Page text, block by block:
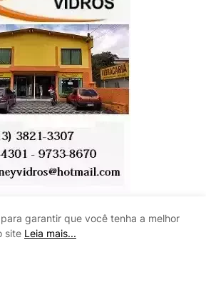
INÁCIO
garantir que você tenha a melhor
site Leia mais...